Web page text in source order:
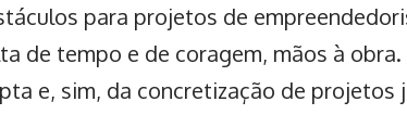
para projetos de
de tempo e de coragem, mãos à
e, sim, da concretização de projetos